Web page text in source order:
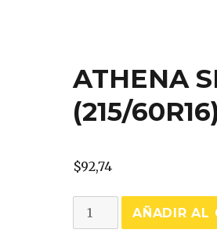
ATHENA
(215/
$92,74
ATHENA
SP-
AÑADIR AL